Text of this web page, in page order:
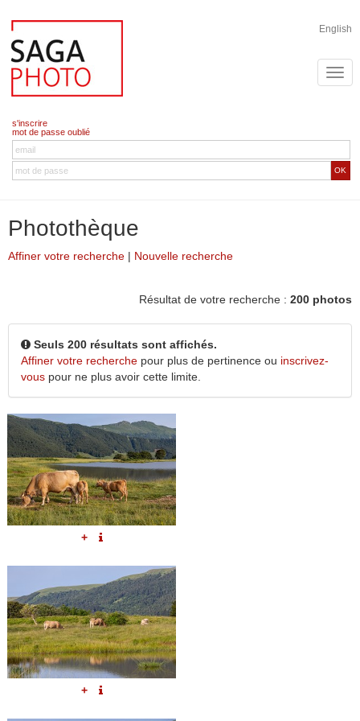
English
s'inscrire
mot de passe oublié
OK
Photothèque
Affiner votre recherche | Nouvelle recherche
Résultat de votre recherche : 200 photos
Seuls 200 résultats sont affichés.
Affiner votre recherche pour plus de pertinence ou inscrivez-
vous pour ne plus avoir cette limite.
+
+